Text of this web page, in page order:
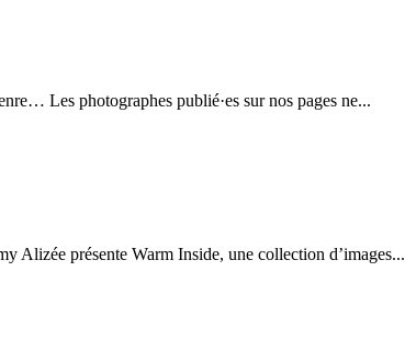
Les photographes publié·es sur nos pages ne...
Alizée présente Warm Inside, une collection d’images...